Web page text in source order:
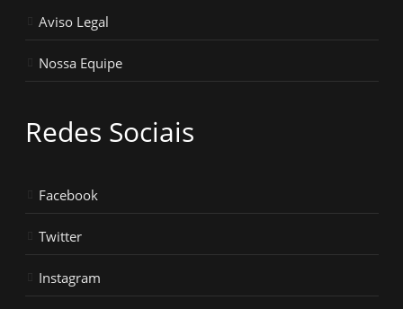
Aviso Legal
Nossa Equipe
Redes Sociais
Facebook
Twitter
Instagram